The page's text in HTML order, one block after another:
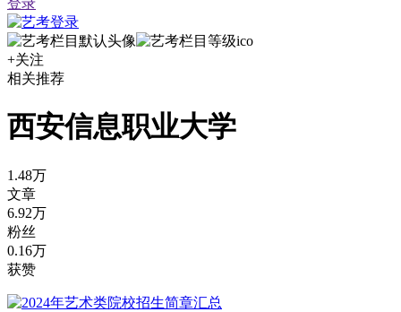
登录
+关注
相关推荐
西安信息职业大学
1.48万
文章
6.92万
粉丝
0.16万
获赞